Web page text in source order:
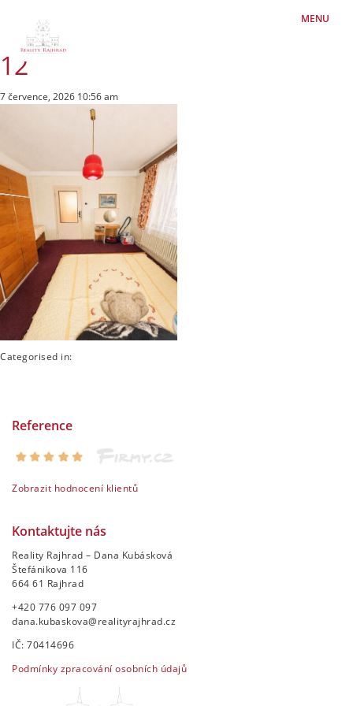
MENU
12
7 července, 2026 10:56 am
Categorised in:
Reference
Zobrazit hodnocení klientů
Kontaktujte nás
Reality Rajhrad – Dana Kubásková
Štefánikova 116
664 61 Rajhrad
+420 776 097 097
dana.kubaskova@realityrajhrad.cz
IČ: 70414696
Podmínky zpracování osobních údajů